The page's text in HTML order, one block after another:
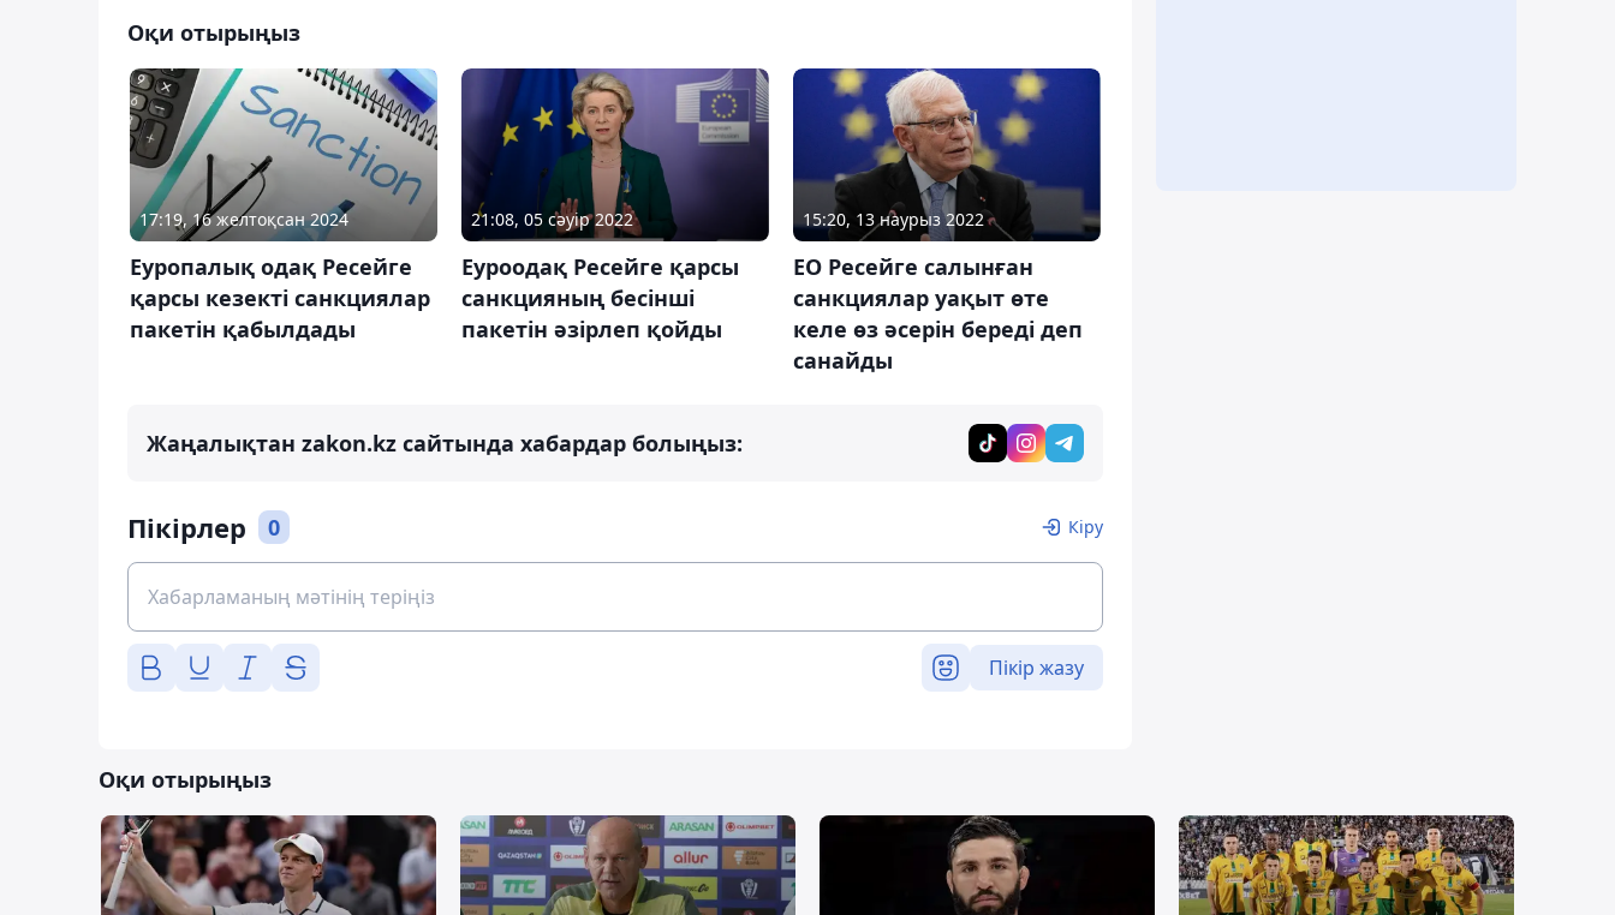
Оқи отырыңыз
17:19, 16 желтоқсан 2024
Еуропалық одақ Ресейге
қарсы кезекті санкциялар
пакетін қабылдады
21:08, 05 сәуір 2022
Еуроодақ Ресейге қарсы
санкцияның бесінші
пакетін әзірлеп қойды
15:20, 13 наурыз 2022
ЕО Ресейге салынған
санкциялар уақыт өте
келе өз әсерін береді деп
санайды
Жаңалықтан zakon.kz сайтында хабардар болыңыз:
Пікірлер 0 Кіру
Пікір жазу
Оқи отырыңыз